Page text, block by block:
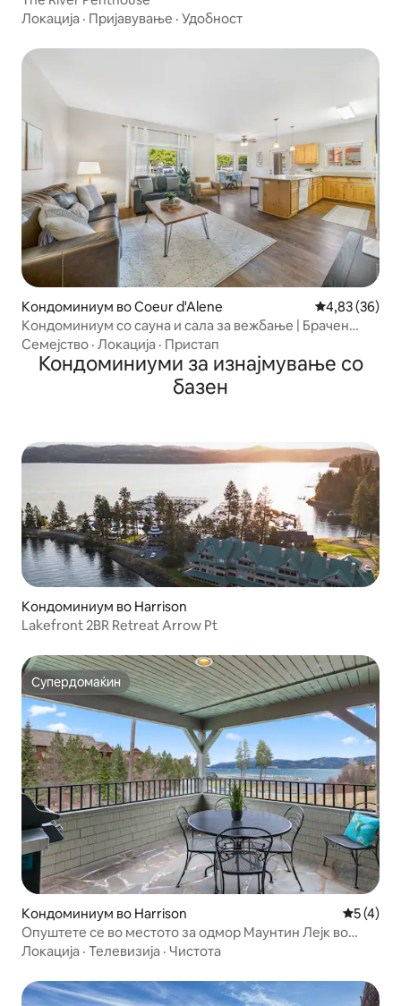
Локација · Пријавување · Удобност
Кондоминиум во Coeur d'Alene Просечна
4,83 (36)
Кондоминиум со сауна и сала за вежбање | Брачен
кревет (широк 180 – 200 см) со прилагодлива основа
Семејство · Локација · Пристап
Кондоминиуми за изнајмување со
базен
Кондоминиум во Harrison
Lakefront 2BR Retreat Arrow Pt
Супердомаќин
Супердомаќин
Кондоминиум во Harrison
5 (4)
Опуштете се во местото за одмор Маунтин Лејк во
близина на Гозер
Локација · Телевизија · Чистота